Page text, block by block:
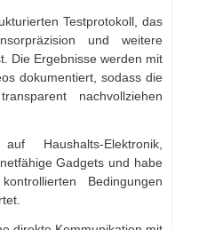
Testprotokoll, das
und weitere
Die Ergebnisse werden mit
dokumentiert, sodass die
nachvollziehen
Haushalts-Elektronik,
Gadgets und habe
Bedingungen